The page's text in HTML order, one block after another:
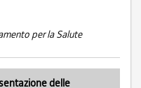
per la Salute
delle